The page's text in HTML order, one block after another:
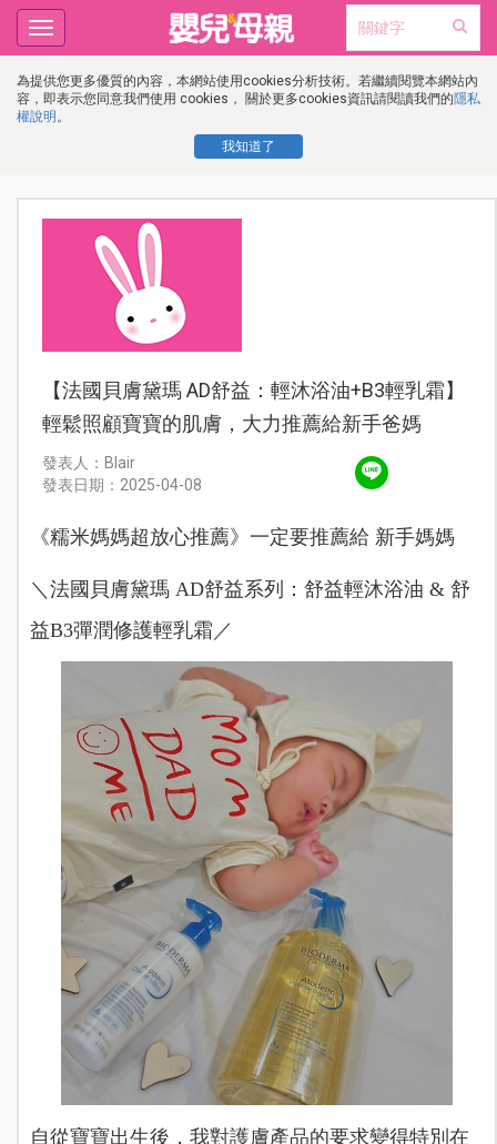
為提供您更多優質的內容，本網站使用cookies分析技術。若繼續閱覽本網站內
容，即表示您同意我們使用 cookies， 關於更多cookies資訊請閱讀我們的隱私
權說明 。
我知道了
Toggle
navigation
【法國貝膚黛瑪 AD舒益：輕沐浴油+B3輕乳霜】
輕鬆照顧寶寶的肌膚，大力推薦給新手爸媽
發表人：Blair
發表日期：2025-04-08
《糯米媽媽超放心推薦》一定要推薦給 新手媽媽
＼法國貝膚黛瑪 AD舒益系列：舒益輕沐浴油 & 舒
益B3彈潤修護輕乳霜／
自從寶寶出生後，我對護膚產品的要求變得特別在